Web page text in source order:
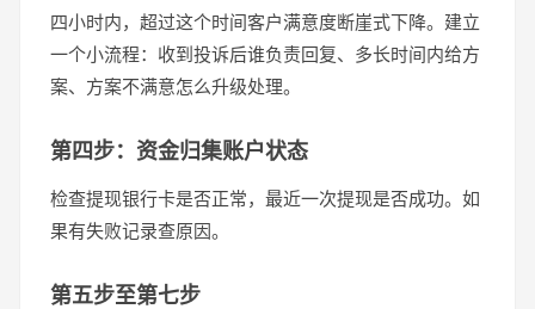
四小时内，超过这个时间客户满意度断崖式下降。建立
一个小流程：收到投诉后谁负责回复、多长时间内给方
案、方案不满意怎么升级处理。
第四步：资金归集账户状态
检查提现银行卡是否正常，最近一次提现是否成功。如
果有失败记录查原因。
第五步至第七步